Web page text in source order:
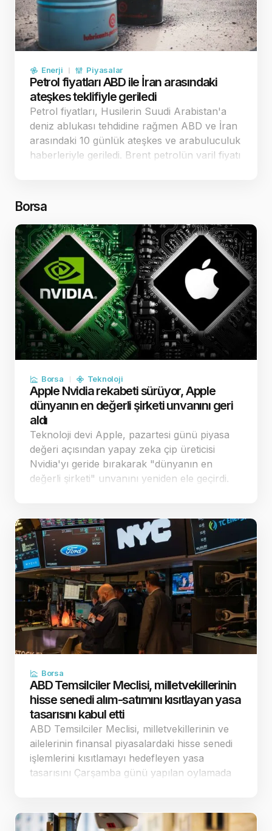
Enerji Piyasalar
Petrol fiyatları ABD ile İran arasındaki
ateşkes teklifiyle geriledi
Petrol fiyatları, Husilerin Suudi Arabistan'a
deniz ablukası tehdidine rağmen ABD ve İran
arasındaki 10 günlük ateşkes ve arabuluculuk
haberleriyle geriledi. Brent petrolün varil fiyatı
Borsa
Borsa Teknoloji
Apple Nvidia rekabeti sürüyor, Apple
dünyanın en değerli şirketi unvanını geri
aldı
Teknoloji devi Apple, pazartesi günü piyasa
değeri açısından yapay zeka çip üreticisi
Nvidia'yı geride bırakarak "dünyanın en
değerli şirketi" unvanını yeniden ele geçirdi.
pozi…
Borsa
ABD Temsilciler Meclisi, milletvekillerinin
hisse senedi alım-satımını kısıtlayan yasa
tasarısını kabul etti
ABD Temsilciler Meclisi, milletvekillerinin ve
ailelerinin finansal piyasalardaki hisse senedi
işlemlerini kısıtlamayı hedefleyen yasa
tasarısını Çarşamba günü yapılan oylamada
düzenlemeler…